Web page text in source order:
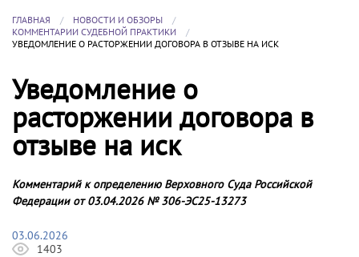
ГЛАВНАЯ
НОВОСТИ И ОБЗОРЫ
КОММЕНТАРИИ СУДЕБНОЙ ПРАКТИКИ
УВЕДОМЛЕНИЕ О РАСТОРЖЕНИИ ДОГОВОРА В ОТЗЫВЕ НА ИСК
Уведомление о
расторжении договора в
отзыве на иск
Комментарий к определению Верховного Суда Российской
Федерации от 03.04.2026 № 306-ЭС25-13273
03.06.2026
1403